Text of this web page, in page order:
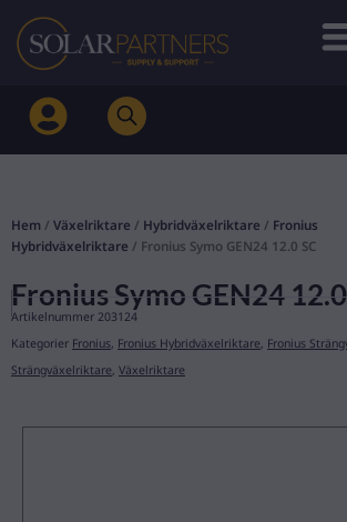
Hoppa
innehåll
Hem / Växelriktare / Hybridväxelriktare / Fronius
Hybridväxelriktare / Fronius Symo GEN24 12.0 SC
Fronius Symo GEN24
Artikelnummer 203124
Kategorier Fronius, Fronius Hybridväxelriktare, Fronius
Strängväxelriktare, Växelriktare